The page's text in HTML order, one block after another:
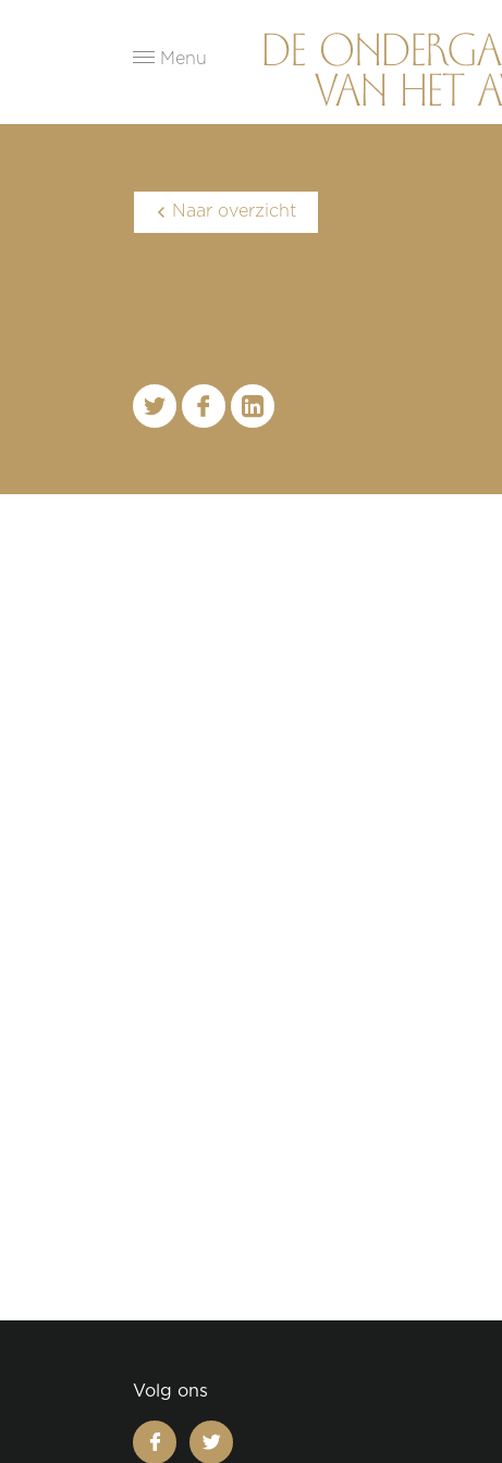
Menu
Naar overzicht
Volg ons
facebooktwitter